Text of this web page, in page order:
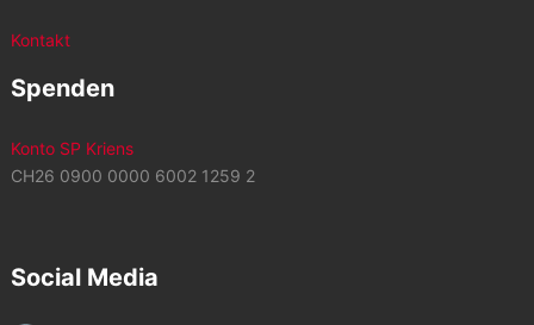
Kontakt
Spenden
Konto SP Kriens
CH26 0900 0000 6002 1259 2
Social Media